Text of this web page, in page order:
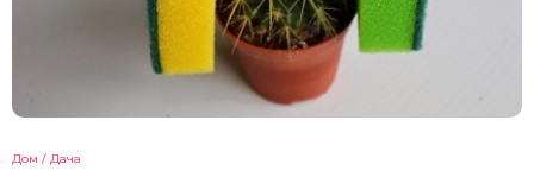
Дом / Дача